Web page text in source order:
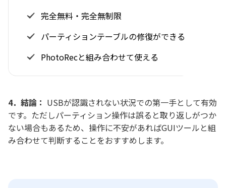
完全無料・完全無制限
パーティションテーブルの修復ができる
PhotoRecと組み合わせて使える
4．結論： USBが認識されない状況での第一手として有効
です。ただしパーティション操作は誤ると取り返しがつか
ない場合もあるため、操作に不安があればGUIツールと組
み合わせて判断することをおすすめします。